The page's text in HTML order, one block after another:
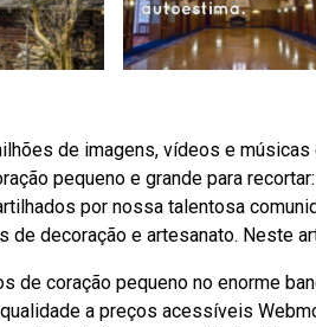
de imagens, vídeos e
pequeno e grande para
por nossa talentosa
de decoração e artesanato. Neste
de coração pequeno no enorme
a preços acessíveis